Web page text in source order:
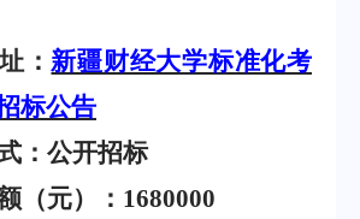
：新疆财经大学标准化考
标公告
：公开招标
（元）： 1680000